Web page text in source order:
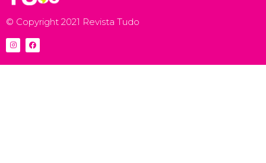
© Copyright 2021 Revista Tudo